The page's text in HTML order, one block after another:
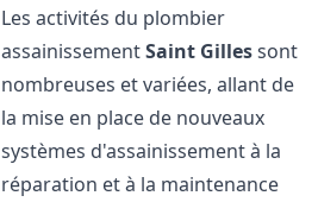
Les activités du plombier
assainissementSaint Gillessont
nombreuses et variées, allant de
la mise en place de nouveaux
systèmes d'assainissement à la
réparation et à la maintenance